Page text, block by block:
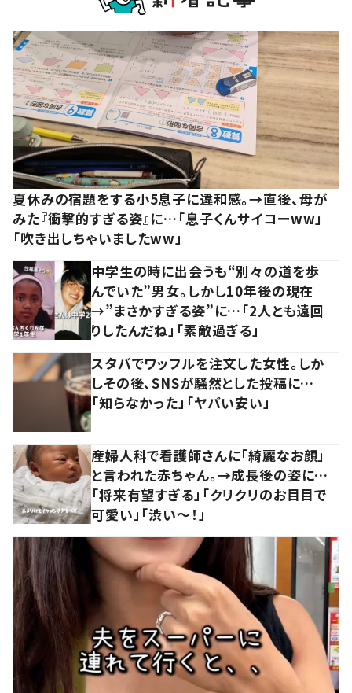
夏休みの宿題をする小5息子に違和感。→直後、母が
みた『衝撃的すぎる姿』に…「息子くんサイコーww」
「吹き出しちゃいましたww」
中学生の時に出会うも“別々の道を歩
んでいた”男女。しかし10年後の現在
→”まさかすぎる姿”に…「2人とも遠回
りしたんだね」「素敵過ぎる」
スタバでワッフルを注文した女性。しか
しその後、SNSが騒然とした投稿に…
「知らなかった」「ヤバい安い」
産婦人科で看護師さんに「綺麗なお顔」
と言われた赤ちゃん。→成長後の姿に…
「将来有望すぎる」「クリクリのお目目で
可愛い」「渋い～！」